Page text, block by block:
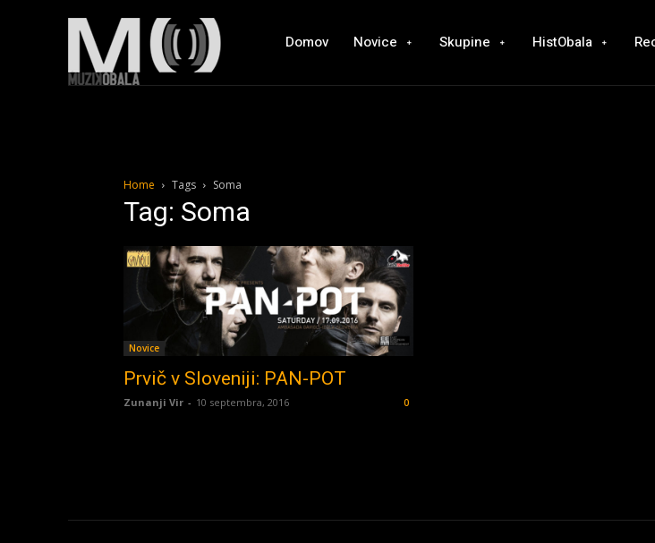
Domov Novice Skupine HistObala
Home Tags Soma
Tag: Soma
Novice
Prvič v Sloveniji: PAN-POT
Zunanji Vir - 10 septembra, 2016 0